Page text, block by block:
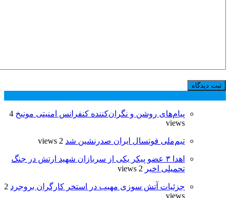
پیام‌های روشن و نگران‌کننده کنفرانس امنیتی مونیخ 4
views
تیم‌ملی فوتسال ایران صدرنشین شد 2 views
اهدا ۳ عضو پیکر یکی از سربازان شهید ارتش در جنگ
تحمیلی اخیر 2 views
جزئیات آتش سوزی مهیب در استخر کارگران بروجرد 2
views